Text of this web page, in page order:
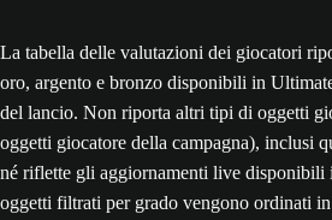
La tabella delle valutazioni dei giocatori
oro, argento e bronzo disponibili in
del lancio. Non riporta altri tipi di oggetti
oggetti giocatore della campagna), inclusi
né riflette gli aggiornamenti live disponibili
oggetti filtrati per grado vengono ordinati